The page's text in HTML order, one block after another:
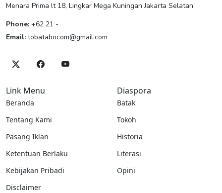
Menara Prima lt 18, Lingkar Mega Kuningan Jakarta Selatan
Phone: +62 21 -
Email: tobatabocom@gmail.com
Link Menu
Beranda
Tentang Kami
Pasang Iklan
Ketentuan Berlaku
Kebijakan Pribadi
Disclaimer
Diaspora
Batak
Tokoh
Historia
Literasi
Opini